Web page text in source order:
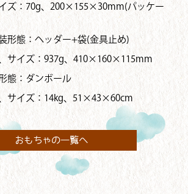
ズ：70g、200×155×30mm(パッケー
形態：ヘッダー+袋(金具止め)
サイズ：937g、410×160×115mm
態：ダンボール
サイズ：14kg、51×43×60cm
おもちゃの一覧へ